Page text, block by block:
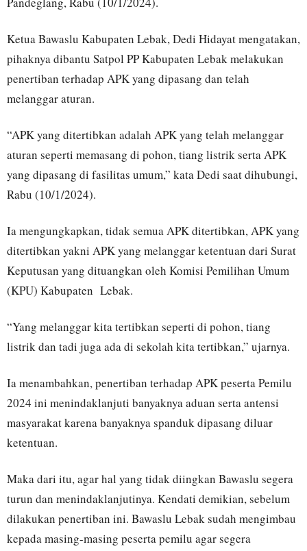
Ketua Bawaslu Kabupaten Lebak, Dedi Hidayat mengatakan,
pihaknya dibantu Satpol PP Kabupaten Lebak melakukan
penertiban terhadap APK yang dipasang dan telah
melanggar aturan.
“APK yang ditertibkan adalah APK yang telah melanggar
aturan seperti memasang di pohon, tiang listrik serta APK
yang dipasang di fasilitas umum,” kata Dedi saat dihubungi,
Rabu (10/1/2024).
Ia mengungkapkan, tidak semua APK ditertibkan, APK yang
ditertibkan yakni APK yang melanggar ketentuan dari Surat
Keputusan yang dituangkan oleh Komisi Pemilihan Umum
(KPU) Kabupaten Lebak.
“Yang melanggar kita tertibkan seperti di pohon, tiang
listrik dan tadi juga ada di sekolah kita tertibkan,” ujarnya.
Ia menambahkan, penertiban terhadap APK peserta Pemilu
2024 ini menindaklanjuti banyaknya aduan serta antensi
masyarakat karena banyaknya spanduk dipasang diluar
ketentuan.
Maka dari itu, agar hal yang tidak diingkan Bawaslu segera
turun dan menindaklanjutinya. Kendati demikian, sebelum
dilakukan penertiban ini. Bawaslu Lebak sudah mengimbau
kepada masing-masing peserta pemilu agar segera